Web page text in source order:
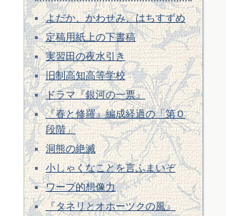
よだか、かわせみ、はちすずめ
定稿用紙上の下書稿
実習田の夜水引き
旧制高知高等学校
ドラマ『銀河の一票』
『春と修羅』編成経過の「第０
段階」
洞熊の絶滅
小しゃくなことを言ふまいぞ
ワープ的想像力
『タネリとオホーツクの風』